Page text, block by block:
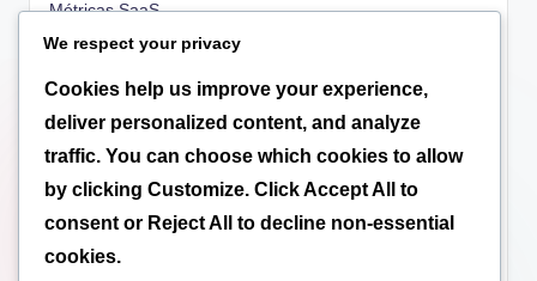
Métricas SaaS
OKRs
People
Propriedade Intelectual
Regulatório
Scale-up
Tributação
We respect your privacy
Cookies help us improve your experience,
deliver personalized content, and analyze
traffic. You can choose which cookies to allow
by clicking Customize. ClickAccept All
to
consent or Reject All
to decline non-essential
cookies.